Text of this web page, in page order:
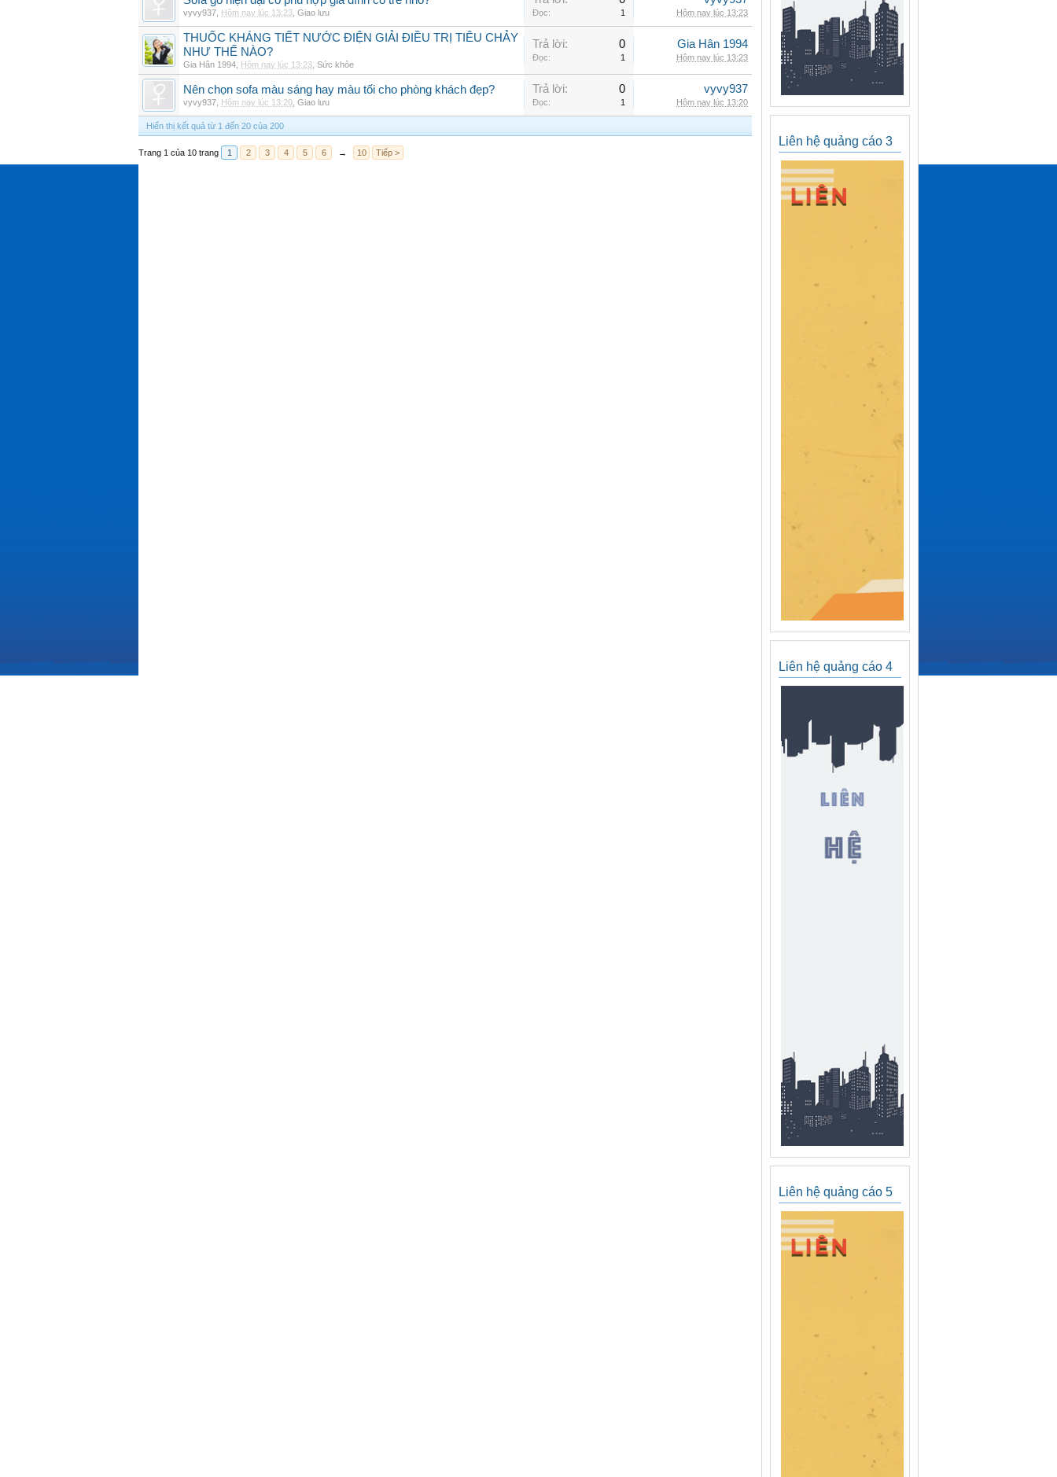
vyvy937 Hôm nay lúc 13:23 Giao lưu Đọc: 1 Hôm nay lúc 13:23
THUỐC KHÁNG TIẾT NƯỚC ĐIỆN GIẢI ĐIỀU TRỊ TIÊU CHẢY
NHƯ THẾ NÀO?
Gia Hân 1994 Hôm nay lúc 13:23 Sức khỏe
Trả lời: 0
Đọc: 1
Gia Hân 1994
Hôm nay lúc 13:23
Nên chọn sofa màu sáng hay màu tối cho phòng khách đẹp?
vyvy937 Hôm nay lúc 13:20 Giao lưu
Trả lời: 0
Đọc: 1
vyvy937
Hôm nay lúc 13:20
Hiển thị kết quả từ 1 đến 20 của 200
Trang 1 của 10 trang 1 2 3 4 5 6 → 10 Tiếp >
Liên hệ quảng cáo 3
Liên hệ quảng cáo 4
Liên hệ quảng cáo 5